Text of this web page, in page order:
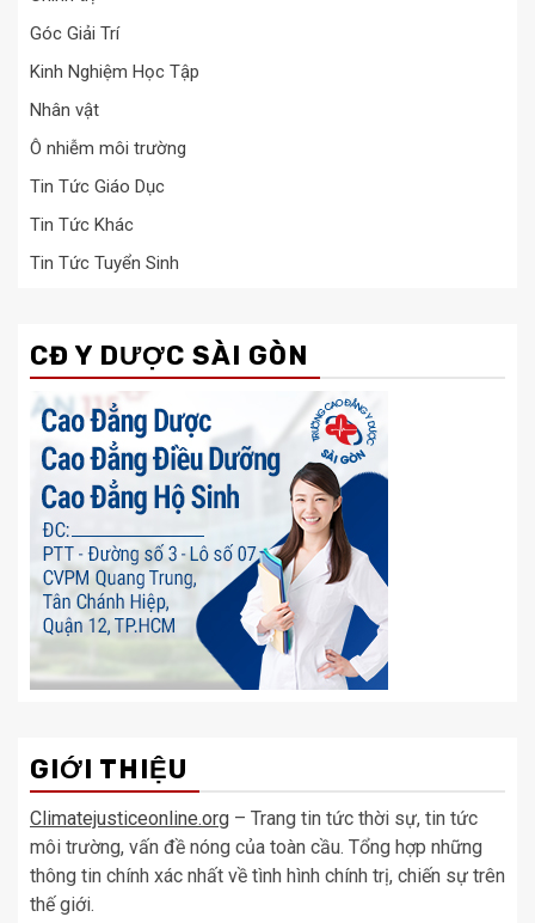
Góc Giải Trí
Kinh Nghiệm Học Tập
Nhân vật
Ô nhiễm môi trường
Tin Tức Giáo Dục
Tin Tức Khác
Tin Tức Tuyển Sinh
CĐ Y DƯỢC SÀI GÒN
GIỚI THIỆU
Climatejusticeonline.org – Trang tin tức thời sự, tin tức
môi trường, vấn đề nóng của toàn cầu. Tổng hợp những
thông tin chính xác nhất về tình hình chính trị, chiến sự trên
thế giới.